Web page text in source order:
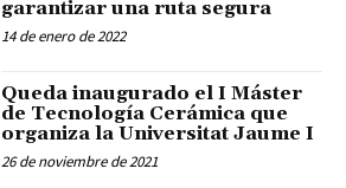
garantizar una ruta segura
14 de enero de 2022
Queda inaugurado el I Máster
de Tecnología Cerámica que
organiza la Universitat Jaume I
26 de noviembre de 2021